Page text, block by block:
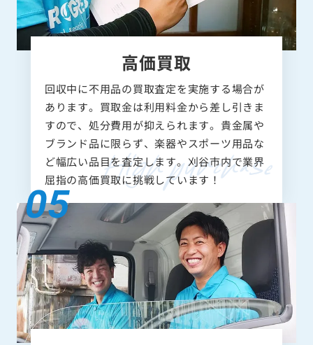
高価買取
回収中に不用品の買取査定を実施する場合が
あります。買取金は利用料金から差し引きま
すので、処分費用が抑えられます。貴金属や
ブランド品に限らず、楽器やスポーツ用品な
ど幅広い品目を査定します。刈谷市内で業界
屈指の高価買取に挑戦しています！